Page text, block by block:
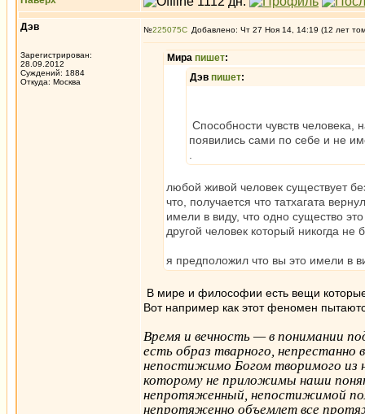
Дэв
Зарегистрирован:
28.09.2012
Суждений: 1884
Откуда: Москва
№225075 Добавлено: Чт 27 Ноя 14, 14:19 (12 лет
Мира пишет:
Дэв пишет:
Способности чувств человека,
появились сами по себе и не
любой живой человек существует
что, получается что татхагата
имели в виду, что одно существо
другой человек который никогда не
я предположил что вы это имели в
В мире и философии есть вещи
Вот например как этот феномен
Время и вечность — в понимании
есть образ тварного,
непостижимо Богом творимого из
которому не приложимы наши
непротяженный, непостижимой
непротяженно объемлет все